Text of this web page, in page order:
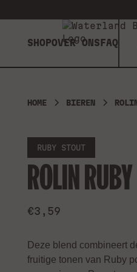
SHOPOVER ONS FAQ
HOME BIEREN
RUBY STOUT
ROLIN RUBY
€3,59
Deze blend combineert
fruitige tonen van Ruby